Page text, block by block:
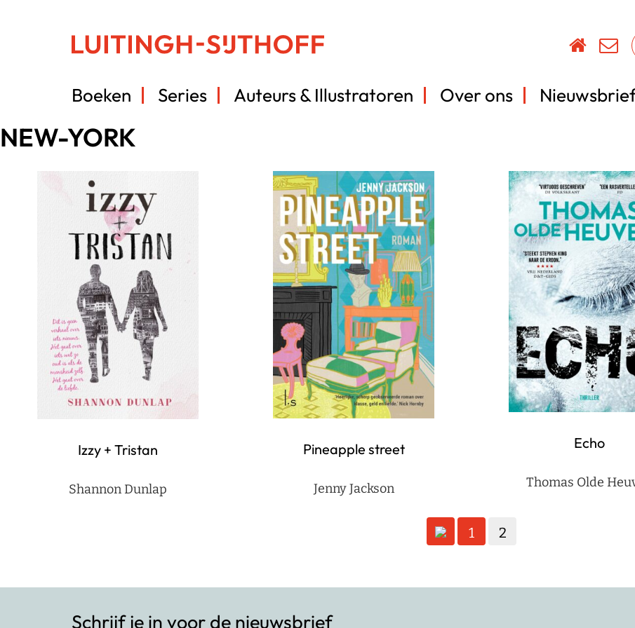
Boeken Series Auteurs & Illustratoren Over ons
NEW-YORK
Izzy + Tristan
Shannon Dunlap
Pineapple street
Jenny Jackson
Echo
Thomas Olde
1 2
Schrijf je in voor de nieuwsbrief